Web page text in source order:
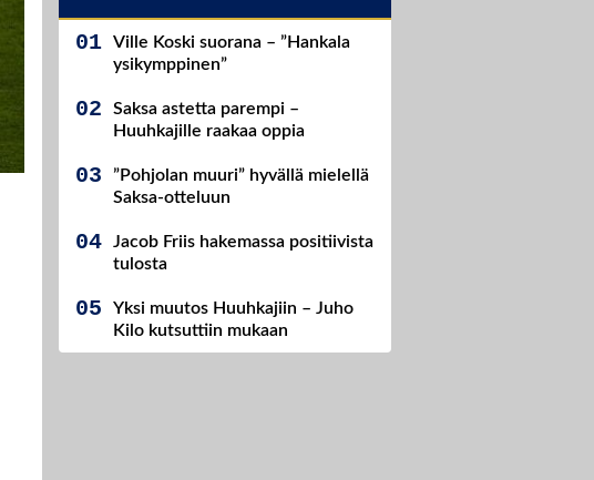
Ville Koski suorana – ”Hankala
ysikymppinen”
Saksa astetta parempi –
Huuhkajille raakaa oppia
”Pohjolan muuri” hyvällä mielellä
Saksa-otteluun
Jacob Friis hakemassa positiivista
tulosta
Yksi muutos Huuhkajiin – Juho
Kilo kutsuttiin mukaan